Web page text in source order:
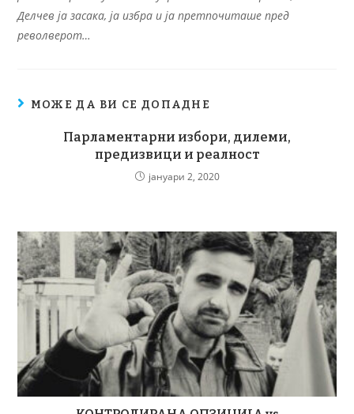
Делчев ја засака, ја избра и ја претпочиташе пред
револверот…
МОЖЕ ДА ВИ СЕ ДОПАДНЕ
Парламентарни избори, дилеми,
предизвици и реалност
јануари 2, 2020